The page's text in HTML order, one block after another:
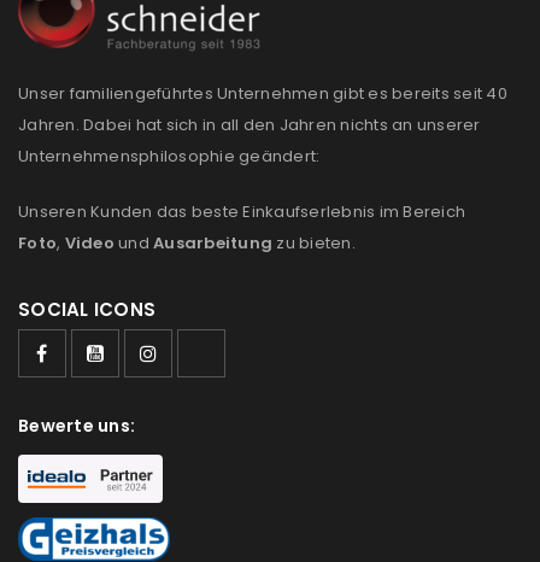
ANMELDEN
Benutzername oder E-Mail-Adresse
Unser familiengeführtes Unternehmen gibt es bereits seit 40
Jahren. Dabei hat sich in all den Jahren nichts an unserer
Unternehmensphilosophie geändert:
Unseren Kunden das beste Einkaufserlebnis im Bereich
Foto, Video und Ausarbeitung zu bieten.
SOCIAL ICONS
Bewerte uns: